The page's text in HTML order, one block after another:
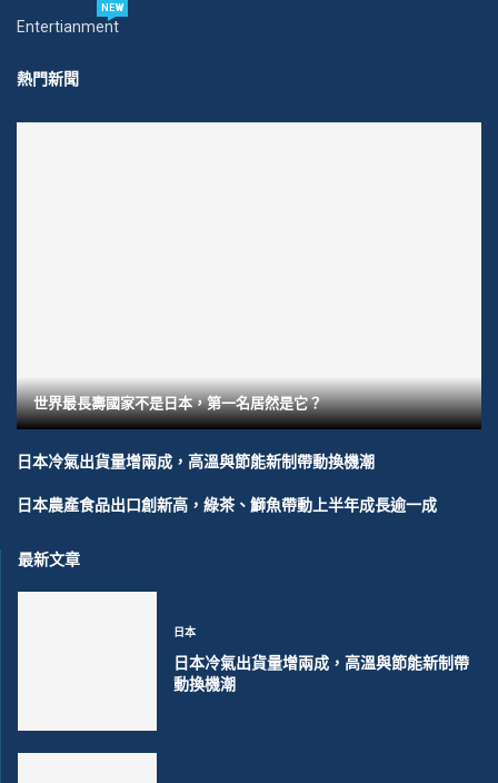
Entertianment
NEW
熱門新聞
世界最長壽國家不是日本，第一名居然是它？
日本冷氣出貨量增兩成，高溫與節能新制帶動換機潮
日本農產食品出口創新高，綠茶、鰤魚帶動上半年成長逾一成
最新文章
日本
日本冷氣出貨量增兩成，高溫與節能新制帶
動換機潮